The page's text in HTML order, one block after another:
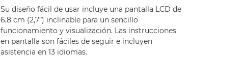
Su diseño fácil de usar incluye una pantalla LCD de
6,8 cm (2,7”) inclinable para un sencillo
funcionamiento y visualización. Las instrucciones
en pantalla son fáciles de seguir e incluyen
asistencia en 13 idiomas.